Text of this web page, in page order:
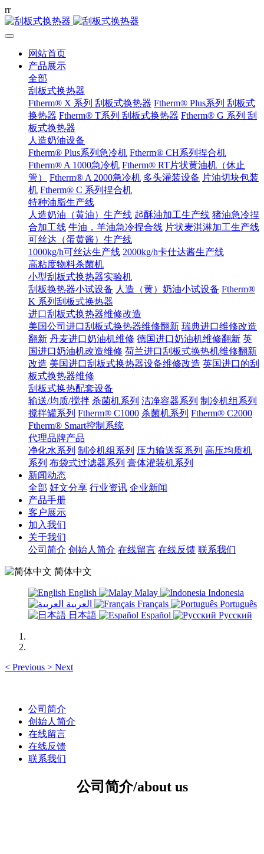
rr
网站首页
产品展示
全部
刮板式换热器
Ftherm® X 系列 刮板式换热器 Ftherm® Plus系列 刮板式
换热器 Ftherm® T系列 刮板式换热器 Ftherm® G 系列 刮
板式换热器
人造奶油设备
Ftherm® Plus系列急冷机 Ftherm® CH系列捏合机
Ftherm® A 1000急冷机 Ftherm® RT片状黄油机（休止
管）
Ftherm® A 2000急冷机 多头灌装设备 片油切块包装
机 Ftherm® C 系列捏合机
特种油脂生产线
人造奶油（黄油）生产线 起酥油加工生产线 猪油急冷捏
合加工线 牛油，羊油急冷捏合线 片状麦淇淋加工生产线
可丝达（蛋黄酱）生产线
1000kg/h可丝达生产线 2000kg/h卡仕达酱生产线
高粘度物料杀菌机
小型刮板式换热器实验机
刮板换热器小试设备 人造（黄）奶油小试设备 Ftherm®
K 系列刮板式换热器
进口刮板式换热器维修改造
美国公司进口刮板式换热器维修翻新 瑞典进口维修改造
翻新 丹麦进口奶油机维修 德国进口奶油机维修翻新 英
国进口奶油机改造维修 荷兰进口刮板式换热机维修翻新
改造 美国进口刮板式换热器设备维修改造 英国进口的刮
板式换热器维修
刮板式换热配套设备
输送/均质/搅拌 杀菌机系列 洁净容器系列 制冷机组系列
搅拌罐系列 Ftherm® C1000 杀菌机系列 Ftherm® C2000
Ftherm® Smart控制系统
代理品牌产品
净化水系列 制冷机组系列 压力输送泵系列 高压均质机
系列 布袋式过滤器系列 膏体灌装机系列
新闻动态
全部 好文分享 行业资讯 企业新闻
产品手册
客户展示
加入我们
关于我们
公司简介 创始人简介 在线留言 在线反馈 联系我们
简体中文
English Malay
Indonesia
Français
Português
日本語
Español Русский
< Previous > Next
公司简介
创始人简介
在线留言
在线反馈
联系我们
公司简介/about us